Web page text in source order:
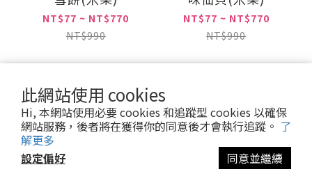
此網站使用 cookies
Hi, 本網站使用必要 cookies 和追蹤型 cookies 以確保
網站服務，後者將在獲得你的同意後才會執行追蹤。 了
解更多
設定偏好
同意並繼續
NT$77 ~ NT$770
NT$990
加入購物車
NT$77 ~ NT$770
NT$990